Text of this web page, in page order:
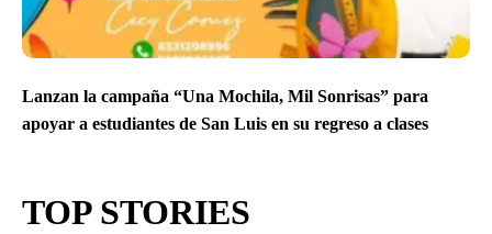
Lanzan la campaña “Una Mochila, Mil Sonrisas” para
apoyar a estudiantes de San Luis en su regreso a clases
TOP STORIES